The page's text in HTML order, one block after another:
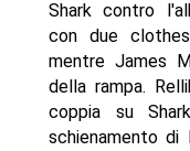
Shark contro
con due
mentre James
della rampa.
coppia su
schienamento